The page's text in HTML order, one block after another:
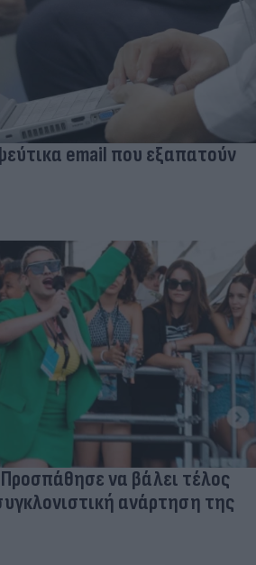
email που εξαπατούν
να βάλει τέλος
ανάρτηση της